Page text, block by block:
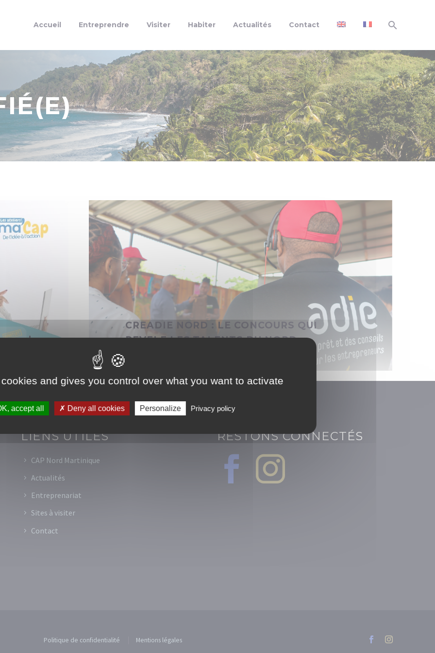
Accueil Entreprendre Visiter Habiter Actualités Contact
du
d’une
CREADIE
NORD
:
LE
CONCOURS
QUI
REVELE
LES
NORD
MARTINIQUE
CREADIE NORD : LE CONCOURS QUI
REVELE LES TALENTS DU NORD
Le Nord de la Martinique se positionne comme un vivier d’innovation
et de créativité entrepreneuriale, comme en témoigne le concours…
LIENS UTILES
CAP Nord Martinique
Actualités
Entreprenariat
Sites à visiter
Contact
RESTONS CONNECTÉS
Politique de confidentialité Mentions légales
and gives you control over what you want to activate
accept all Deny all cookies Personalize Privacy policy